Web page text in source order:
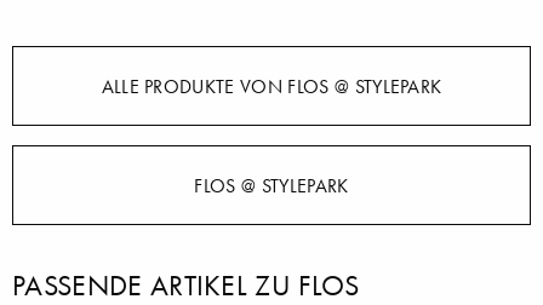
ALLE PRODUKTE VON FLOS @ STYLEPARK
FLOS @ STYLEPARK
PASSENDE ARTIKEL ZU FLOS